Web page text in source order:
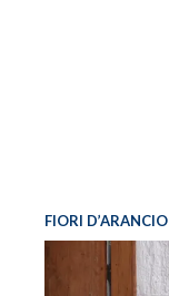
FIORI D’ARANCIO